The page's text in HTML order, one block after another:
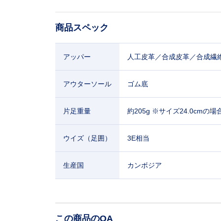
商品スペック
アッパー 人工皮革／合成皮革／合成繊
アウターソール ゴム底
片足重量 約205g ※サイズ24.0cmの場
ウイズ（足囲） 3E相当
生産国 カンボジア
この商品のQA